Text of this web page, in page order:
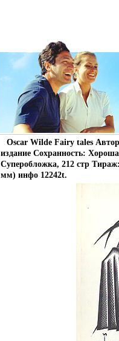
Oscar Wilde Fairy tales
издание Сохранность:
Суперобложка, 212 стр
мм) инфо 12242t.